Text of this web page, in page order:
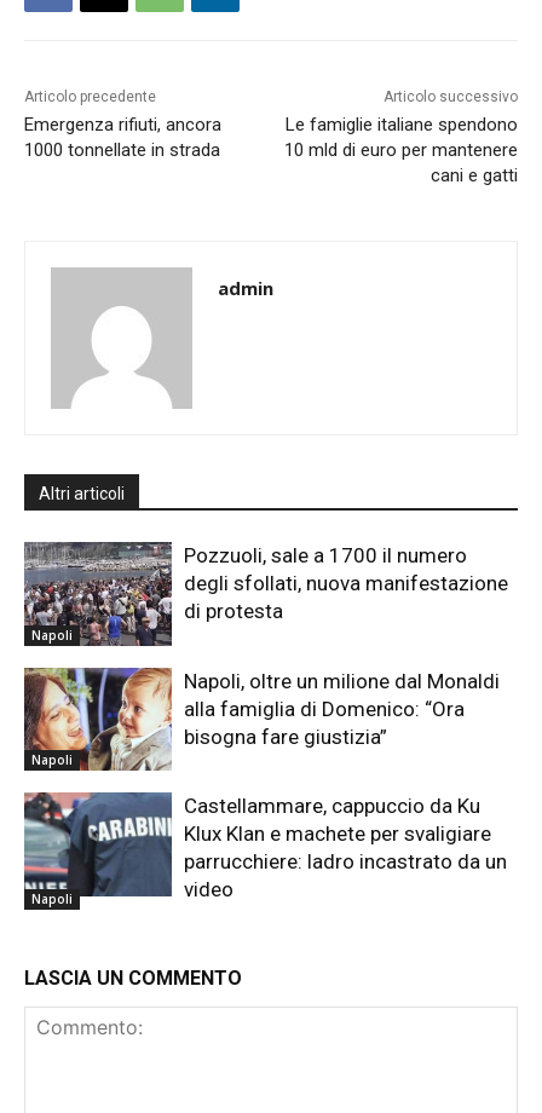
Articolo precedente
Emergenza rifiuti, ancora
1000 tonnellate in strada
Articolo successivo
Le famiglie italiane spendono
10 mld di euro per mantenere
cani e gatti
admin
Altri articoli
Napoli
Pozzuoli, sale a 1700 il numero
degli sfollati, nuova manifestazione
di protesta
Napoli
Napoli, oltre un milione dal Monaldi
alla famiglia di Domenico: “Ora
bisogna fare giustizia”
Napoli
Castellammare, cappuccio da Ku
Klux Klan e machete per svaligiare
parrucchiere: ladro incastrato da un
video
LASCIA UN COMMENTO